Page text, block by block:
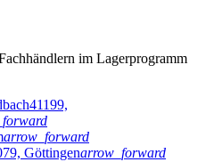
im Lagerprogramm
41199,
arrow_forward
Göttingenarrow_forward